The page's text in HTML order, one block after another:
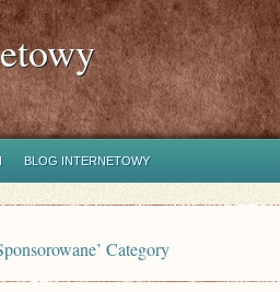
BLOG INTERNETOWY
Category